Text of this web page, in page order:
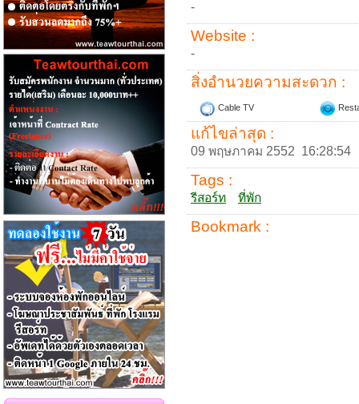
-
Website :
-
สิ่งอำนวยความสะดวก :
Cable TV
แก้ไขล่าสุด :
09 พฤษภาคม 2552 16:28:54
Tags :
รีสอร์ท ที่พัก
Bookmark :